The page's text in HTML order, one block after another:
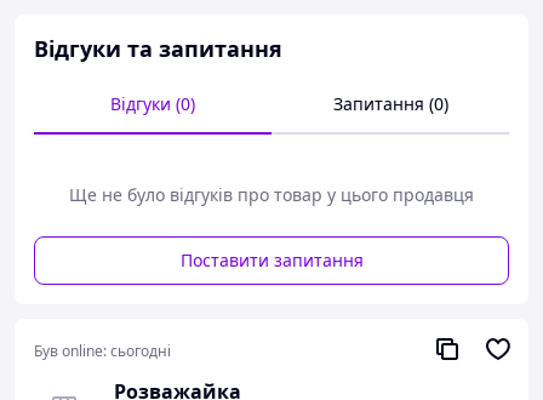
Відгуки та запитання
Відгуки (0) Запитання (0)
Ще не було відгуків про товар у цього продавця
Поставити запитання
Був online:сьогодні
Розважайка